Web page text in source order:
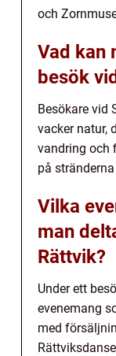
och
Vad kan
besök
Besökare vid
vacker natur,
vandring och
på
Vilka
man
Rättvik?
Under ett
evenemang
med